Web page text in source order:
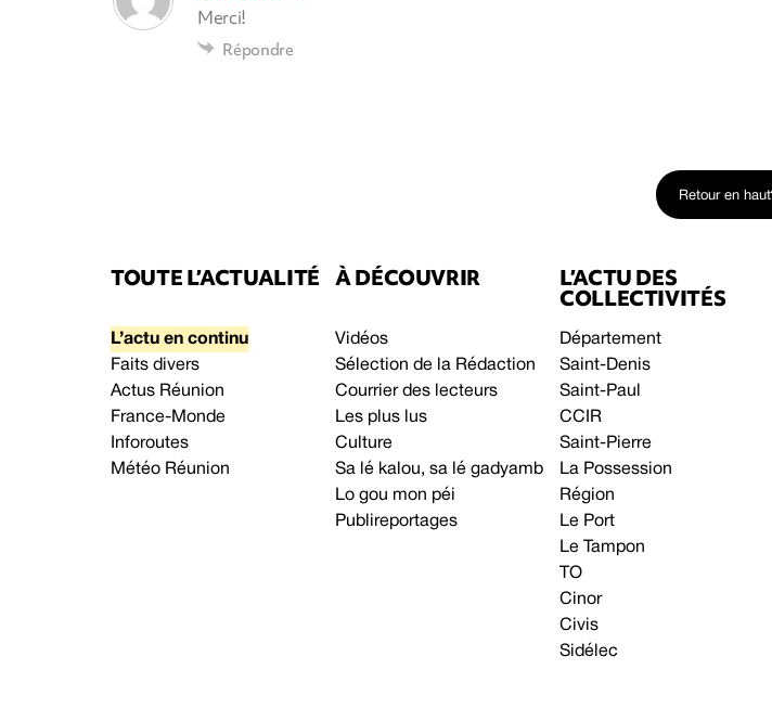
Merci!
Répondre
Retour en haut
TOUTE L’ACTUALITÉ
L’actu en continu
Faits divers
Actus Réunion
France-Monde
Inforoutes
Météo Réunion
À DÉCOUVRIR
Vidéos
Sélection de la Rédaction
Courrier des lecteurs
Les plus lus
Culture
Sa lé kalou, sa lé gadyamb
Lo gou mon péi
Publireportages
L’ACTU DES
COLLECTIVITÉS
Département
Saint-Denis
Saint-Paul
CCIR
Saint-Pierre
La Possession
Région
Le Port
Le Tampon
TO
Cinor
Civis
Sidélec